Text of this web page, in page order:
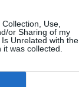
Use,
or Sharing of my
Unrelated with the
was collected.
από τις